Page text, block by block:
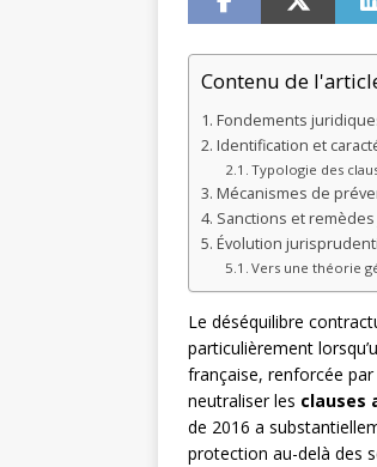
Contenu de
Fondements
Identification et
Typologie des
Mécanismes de
Sanctions et
Évolution
Vers une théorie
Le déséquilibre
particulièrement
française, renforcée
neutraliser les clauses
de 2016 a
protection au-delà des